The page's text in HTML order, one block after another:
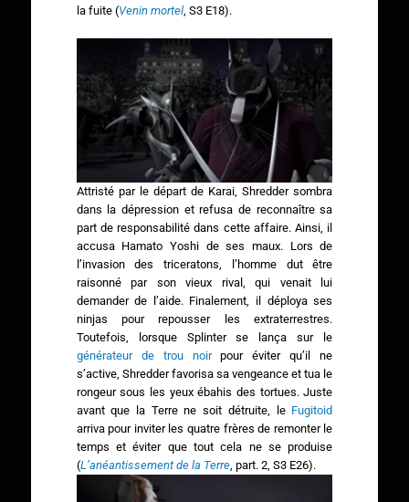
la fuite (Venin mortel, S3 E18).
Attristé par le départ de Karai, Shredder sombra
dans la dépression et refusa de reconnaître sa
part de responsabilité dans cette affaire. Ainsi, il
accusa Hamato Yoshi de ses maux. Lors de
l’invasion des triceratons, l’homme dut être
raisonné par son vieux rival, qui venait lui
demander de l’aide. Finalement, il déploya ses
ninjas pour repousser les extraterrestres.
Toutefois, lorsque Splinter se lança sur le
générateur de trou noirpour éviter qu’il ne
s’active, Shredder favorisa sa vengeance et tua le
rongeur sous les yeux ébahis des tortues. Juste
avant que la Terre ne soit détruite, le Fugitoid
arriva pour inviter les quatre frères de remonter le
temps et éviter que tout cela ne se produise
(L’anéantissement de la Terre, part. 2, S3 E26).